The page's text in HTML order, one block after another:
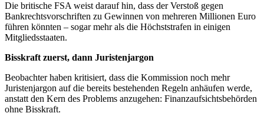
Die britische FSA weist darauf hin, dass der Verstoß gegen
Bankrechtsvorschriften zu Gewinnen von mehreren Millionen Euro
führen könnten – sogar mehr als die Höchststrafen in einigen
Mitgliedsstaaten.
Bisskraft zuerst, dann Juristenjargon
Beobachter haben kritisiert, dass die Kommission noch mehr
Juristenjargon auf die bereits bestehenden Regeln anhäufen werde,
anstatt den Kern des Problems anzugehen: Finanzaufsichtsbehörden
ohne Bisskraft.